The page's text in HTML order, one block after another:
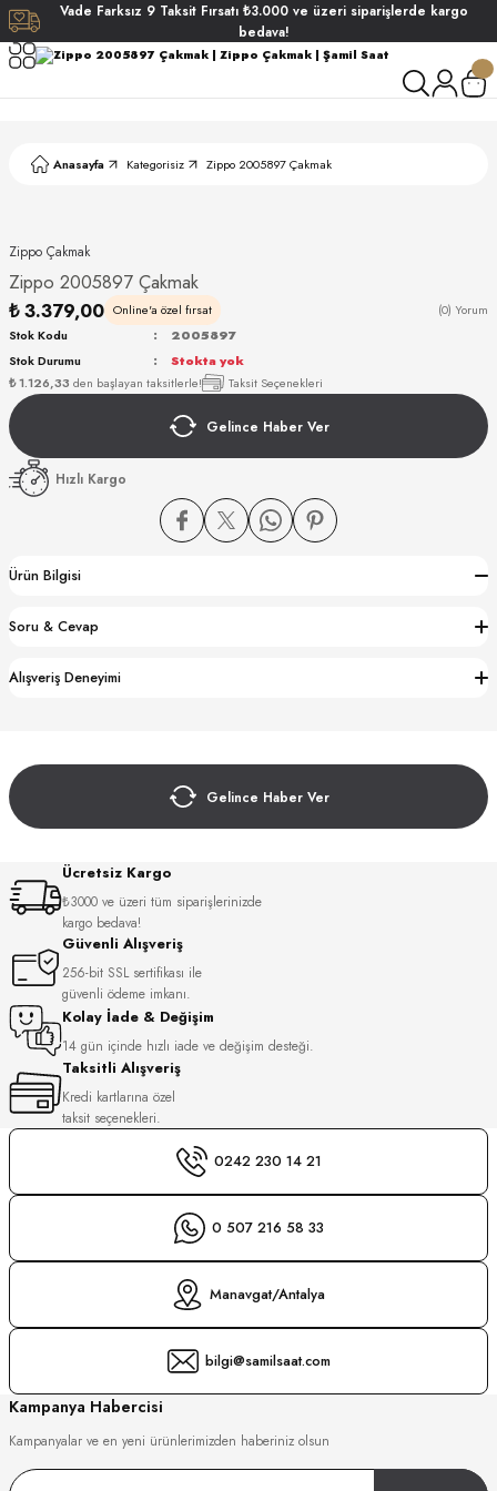
Vade Farksız 9 Taksit Fırsatı ₺3.000 ve üzeri siparişlerde kargo
bedava!
Anasayfa Kategorisiz Zippo 2005897 Çakmak
Zippo Çakmak
Zippo 2005897 Çakmak
₺ 3.379,00 Online'a özel fırsat (0) Yorum
₺ 1.126,33 den başlayan taksitlerle! Taksit Seçenekleri
Stok Kodu
2005897
Stok Durumu
Stokta yok
Gelince Haber Ver
Hızlı Kargo
Ürün Bilgisi
Soru & Cevap
Alışveriş Deneyimi
Gelince Haber Ver
Ücretsiz Kargo
₺3000 ve üzeri tüm siparişlerinizde
kargo bedava!
Güvenli Alışveriş
256-bit SSL sertifikası ile
güvenli ödeme imkanı.
Kolay İade & Değişim
14 gün içinde hızlı iade ve değişim desteği.
Taksitli Alışveriş
Kredi kartlarına özel
taksit seçenekleri.
0242 230 14 21
0 507 216 58 33
Manavgat/Antalya
bilgi@samilsaat.com
Kampanya Habercisi
Kampanyalar ve en yeni ürünlerimizden haberiniz olsun